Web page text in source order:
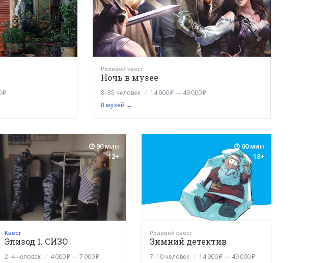
₽
Ролевой квест
Ночь в музее
8–35 человек
14 900 ₽ — 49 000 ₽
В музей →
90 мин
12+
Квест
Эпизод 1. СИЗО
2–4 человек 4 000 ₽ — 7 000 ₽
60 мин
18+
Ролевой квест
Зимний детектив
7–10 человек 14 900 ₽ — 49 000 ₽